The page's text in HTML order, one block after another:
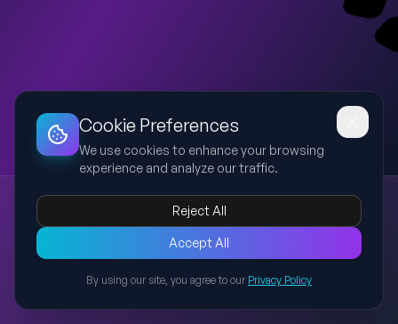
Edit
食品低温处理技术：冻藏与解冻（教学强化版）
食品低温处理 冻结 冻藏 冰晶形成 食品工程
基于食品工程第三章内容，对食品低温处理中的冻结与冻藏机制进
行教学型重构。重点梳理冻结点、水分状态变化、冰晶形成过程及
冻结速度对食品组织结构与品质的影响，并以学术化表达优化课堂
讲解结构，同时提供示意图提示以增强理解。
Cookie Preferences
We use cookies to enhance your browsing
experience and analyze our traffic.
Reject All
Accept All
By using our site, you agree to our Privacy Policy